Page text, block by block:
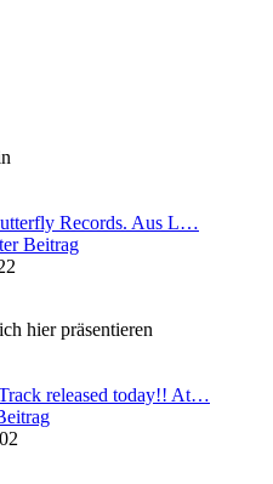
Records. Aus L…
Beitrag
hier präsentieren
released today!! At…